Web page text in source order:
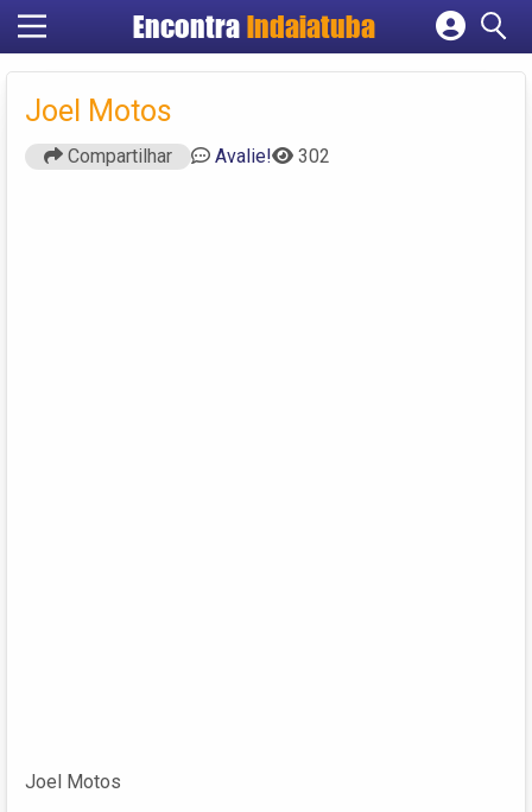
Encontra Indaiatuba
Cadastrar empresa
Joel Motos
Compartilhar Avalie! 302
Joel Motos